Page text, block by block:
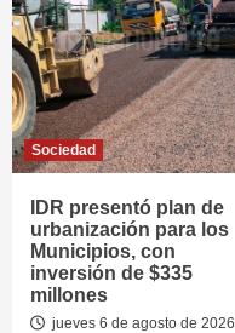
Sociedad
IDR presentó plan de
urbanización para los
Municipios, con
inversión de $335
millones
jueves 6 de agosto de 2026